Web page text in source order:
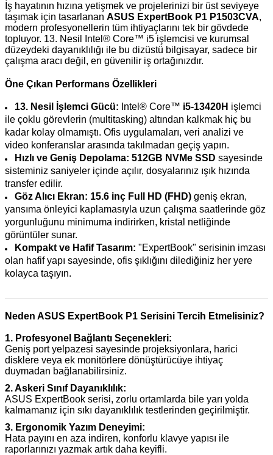
İş hayatının hızına yetişmek ve projelerinizi bir üst seviyeye
taşımak için tasarlanan ASUS ExpertBook P1 P1503CVA,
modern profesyonellerin tüm ihtiyaçlarını tek bir gövdede
topluyor. 13. Nesil Intel® Core™ i5 işlemcisi ve kurumsal
düzeydeki dayanıklılığı ile bu dizüstü bilgisayar, sadece bir
çalışma aracı değil, en güvenilir iş ortağınızdır.
Öne Çıkan Performans Özellikleri
13. Nesil İşlemci Gücü: Intel® Core™ i5-13420H işlemci
ile çoklu görevlerin (multitasking) altından kalkmak hiç bu
kadar kolay olmamıştı. Ofis uygulamaları, veri analizi ve
video konferanslar arasında takılmadan geçiş yapın.
Hızlı ve Geniş Depolama: 512GB NVMe SSD sayesinde
sisteminiz saniyeler içinde açılır, dosyalarınız ışık hızında
transfer edilir.
Göz Alıcı Ekran: 15.6 inç Full HD (FHD) geniş ekran,
yansıma önleyici kaplamasıyla uzun çalışma saatlerinde göz
yorgunluğunu minimuma indirirken, kristal netliğinde
görüntüler sunar.
Kompakt ve Hafif Tasarım: "ExpertBook" serisinin imzası
olan hafif yapı sayesinde, ofis şıklığını dilediğiniz her yere
kolayca taşıyın.
Neden ASUS ExpertBook P1 Serisini Tercih Etmelisiniz?
1. Profesyonel Bağlantı Seçenekleri:
Geniş port yelpazesi sayesinde projeksiyonlara, harici
disklere veya ek monitörlere dönüştürücüye ihtiyaç
duymadan bağlanabilirsiniz.
2. Askeri Sınıf Dayanıklılık:
ASUS ExpertBook serisi, zorlu ortamlarda bile yarı yolda
kalmamanız için sıkı dayanıklılık testlerinden geçirilmiştir.
3. Ergonomik Yazım Deneyimi:
Hata payını en aza indiren, konforlu klavye yapısı ile
raporlarınızı yazmak artık daha keyifli.